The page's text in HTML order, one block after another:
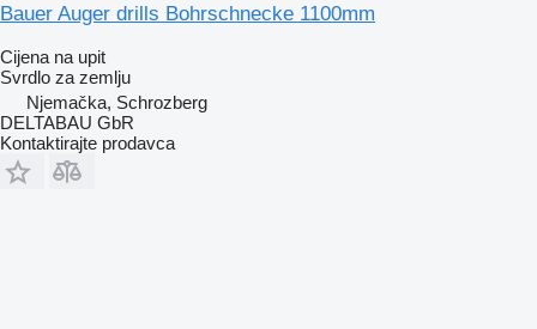
Bauer Auger drills Bohrschnecke 1100mm
Cijena na upit
Svrdlo za zemlju
Njemačka, Schrozberg
DELTABAU GbR
Kontaktirajte prodavca